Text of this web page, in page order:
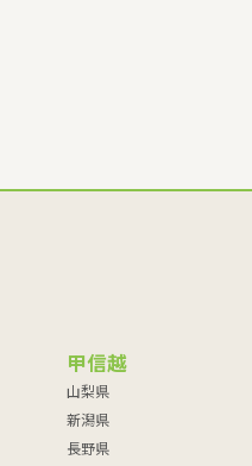
甲信越
山梨県
新潟県
長野県